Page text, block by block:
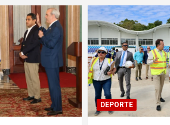
DEPORTE